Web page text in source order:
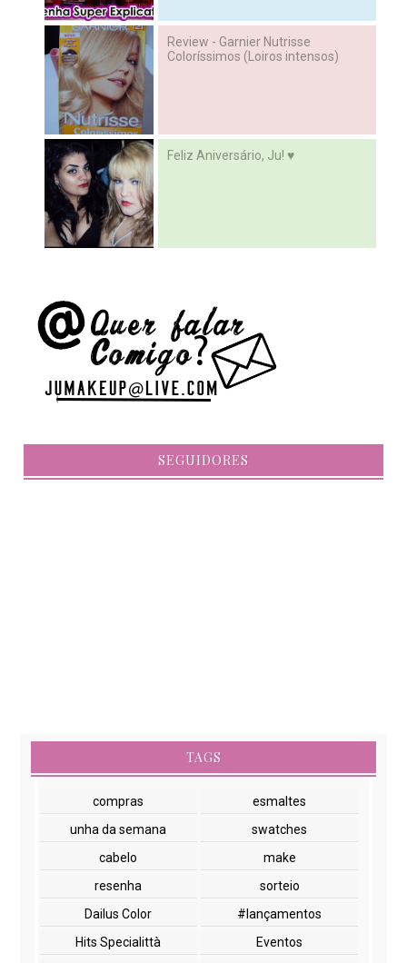
Review - Garnier Nutrisse
Coloríssimos (Loiros intensos)
Feliz Aniversário, Ju! ♥
SEGUIDORES
TAGS
compras
esmaltes
unha da semana
swatches
cabelo
make
resenha
sorteio
Dailus Color
#lançamentos
Hits Specialittà
Eventos